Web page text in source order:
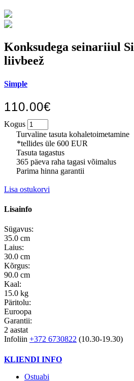
Konksudega seinariiul
liivbeež
Simple
110.00€
Kogus
Turvaline tasuta kohaletoimetamine
*tellides üle 600 EUR
Tasuta tagastus
365 päeva raha tagasi võimalus
Parima hinna garantii
Lisa ostukorvi
Lisainfo
Sügavus:
35.0 cm
Laius:
30.0 cm
Kõrgus:
90.0 cm
Kaal:
15.0 kg
Päritolu:
Euroopa
Garantii:
2 aastat
Infoliin +372 6730822 (10.30-19.30)
KLIENDI INFO
Ostuabi